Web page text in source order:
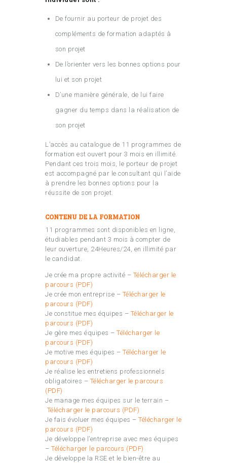
De fournir au porteur de projet des
compléments de formation adaptés à
son projet
De l’orienter vers les bonnes options pour
lui et son projet
D’une manière générale, de lui faire
gagner du temps dans la réalisation de
son projet
L’accès au catalogue de 11 programmes de
formation est ouvert pour 3 mois en illimité.
Pendant ces trois mois, le porteur de projet
est accompagné par le consultant qui l’aide
à prendre les bonnes options pour la
réussite de son projet.
CONTENU DE LA FORMATION
11 programmes sont disponibles en ligne,
étudiables pendant 3 mois à compter de
leur ouverture, 24Heures/24, en illimité par
le candidat.
Je crée ma propre activité – Télécharger le
parcours (PDF)
Je crée mon entreprise – Télécharger le
parcours (PDF)
Je constitue mes équipes – Télécharger le
parcours (PDF)
Je gère mes équipes – Télécharger le
parcours (PDF)
Je motive mes équipes – Télécharger le
parcours (PDF)
Je réalise les entretiens professionnels
obligatoires – Télécharger le parcours
(PDF)
Je manage mes équipes sur le terrain –
Télécharger le parcours (PDF)
Je fais évoluer mes équipes – Télécharger le
parcours (PDF)
Je développe l’entreprise avec mes équipes
– Télécharger le parcours (PDF)
Je développe la RSE et le bien-être au